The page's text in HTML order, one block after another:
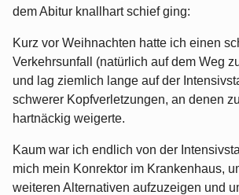
dem Abitur knallhart schief ging:
Kurz vor Weihnachten hatte ich einen
Verkehrsunfall (natürlich auf dem Weg
und lag ziemlich lange auf der
schwerer Kopfverletzungen, an denen
hartnäckig weigerte.
Kaum war ich endlich von der
mich mein Konrektor im Krankenhaus,
weiteren Alternativen aufzuzeigen und